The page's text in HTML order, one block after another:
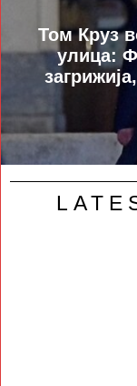
Том Круз
улица: